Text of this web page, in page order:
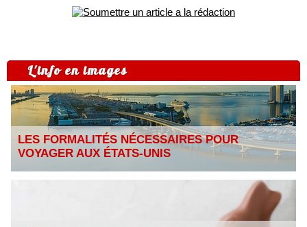
L'info en images
LES FORMALITÉS NÉCESSAIRES POUR
VOYAGER AUX ÉTATS-UNIS